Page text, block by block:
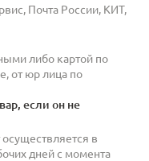
Почта России, КИТ,
либо картой по
от юр лица по
если он не
в
дней с момента